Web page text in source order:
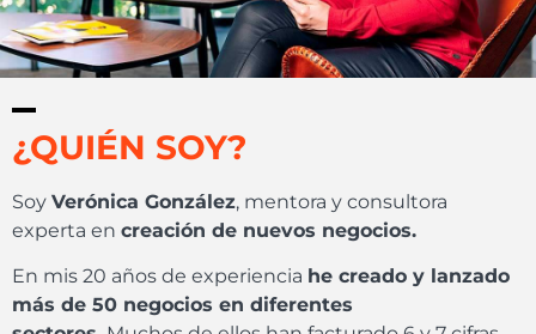
¿QUIÉN SOY?
Soy Verónica González, mentora y consultora
experta en creación de nuevos negocios.
En mis 20 años de experiencia he creado y lanzado
más de 50 negocios en diferentes